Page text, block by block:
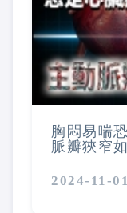
胸悶易喘
脈瓣狹窄
2024-11-